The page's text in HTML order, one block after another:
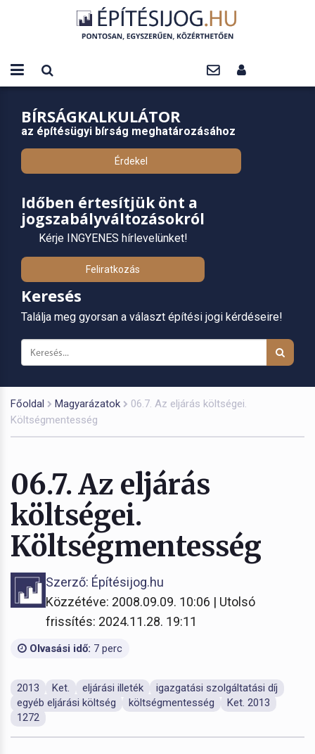
BÍRSÁGKALKULÁTOR
az építésügyi bírság meghatározásához
Érdekel
Időben értesítjük önt a
jogszabályváltozásokról
Kérje INGYENES hírlevelünket!
Feliratkozás
Keresés
Találja meg gyorsan a választ építési jogi kérdéseire!
Főoldal Magyarázatok
06.7. Az eljárás költségei.
Költségmentesség
06.7. Az eljárás
költségei.
Költségmentesség
Szerző: Építésijog.hu
Közzétéve: 2008.09.09. 10:06 | Utolsó
frissítés: 2024.11.28. 19:11
Olvasási idő: 7 perc
2013 Ket. eljárási illeték
igazgatási szolgáltatási díj
egyéb eljárási költség
költségmentesség
Ket. 2013
1272